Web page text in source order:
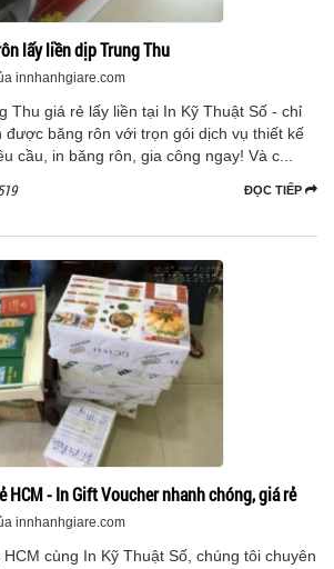
lấy liền dịp Trung Thu
innhanhgiare.com
Thu giá rẻ lấy liền tại In Kỹ Thuật Số - chỉ
được băng rôn với trọn gói dịch vụ thiết kế
cầu, in băng rôn, gia công ngay! Và c...
ĐỌC TIẾP
HCM - In Gift Voucher nhanh chóng, giá rẻ
innhanhgiare.com
cùng In Kỹ Thuật Số, chúng tôi chuyên